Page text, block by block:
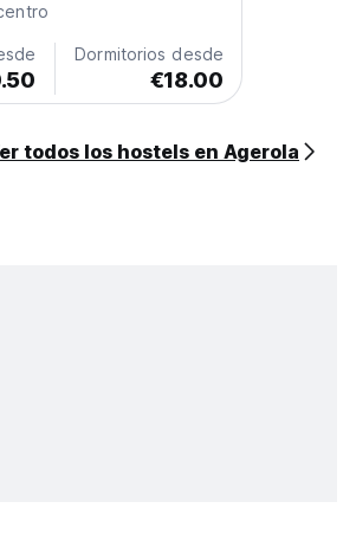
Dormitorios desde
€18.00
todos los hostels en Agerola